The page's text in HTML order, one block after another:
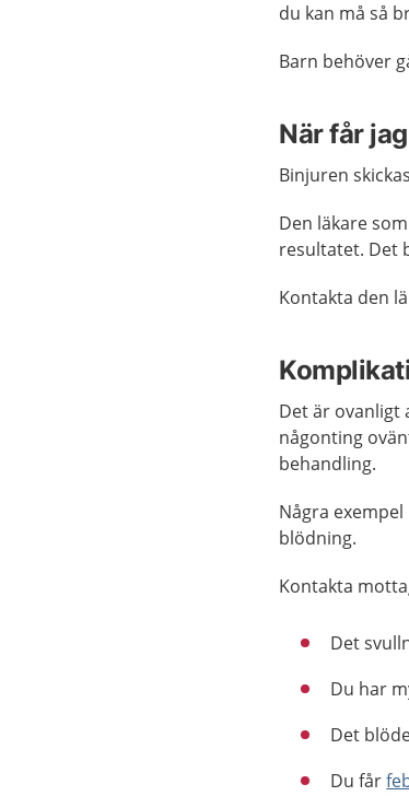
du kan må så
Barn behöver
När får
Binjuren
Den läkare
resultatet. Det
Kontakta den
Det är ovanligt
någonting
behandling.
Några
blödning.
Kontakta
Det
Du har
Det
Du får